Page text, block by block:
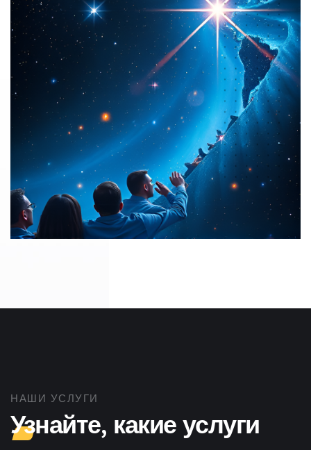
НАШИ УСЛУГИ
Узнайте, какие услуги